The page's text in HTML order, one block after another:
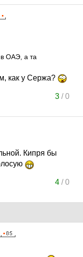
в ОАЭ, а та
как у Сержа?
3/0
Кипря бы
4/0